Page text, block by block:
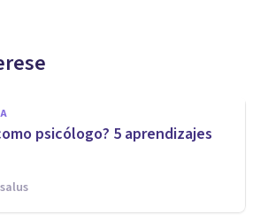
psicólogo? 5 aprendizajes